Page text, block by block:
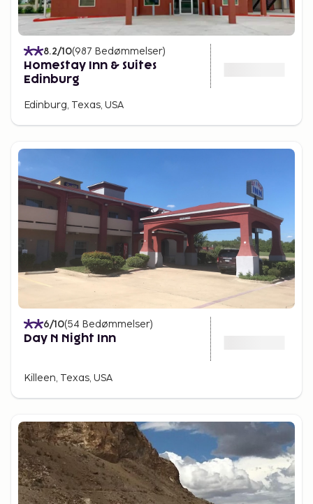
8.2/10(987 Bedømmelser)
HomeStay Inn & Suites
Edinburg
Edinburg, Texas, USA
6/10(54 Bedømmelser)
Day N Night Inn
Killeen, Texas, USA